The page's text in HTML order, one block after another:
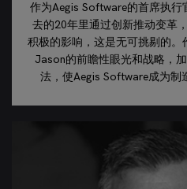
作为Aegis Software的首席执
去的20年里通过创新推动变革
积极的影响，这是无可挑剔的。
Jason的前瞻性眼光和战略，
法，使Aegis Software成为制